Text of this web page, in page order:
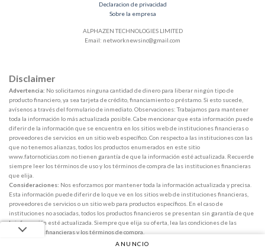
Declaracion de privacidad
Sobre la empresa
ALPHAZEN TECHNOLOGIES LIMITED
Email: networknewsinc@gmail.com
Disclaimer
Advertencia: No solicitamos ninguna cantidad de dinero para liberar ningún tipo de
producto financiero, ya sea tarjeta de crédito, financiamiento o préstamo. Si esto sucede,
avísenos a través del formulario de inmediato. Observaciones: Trabajamos para mantener
toda la información lo más actualizada posible. Cabe mencionar que esta información puede
diferir de la información que se encuentra en los sitios web de instituciones financieras o
proveedores de servicios en un sitio web específico. Con respecto a las instituciones con las
que no tenemos alianzas, todos los productos enumerados en este sitio
www.fatornoticias.com no tienen garantía de que la información esté actualizada. Recuerde
siempre leer los términos de uso y los términos de compra de las instituciones financieras
que elija.
Consideraciones: Nos esforzamos por mantener toda la información actualizada y precisa.
Esta información puede diferir de lo que ve en los sitios web de instituciones financieras,
proveedores de servicios o un sitio web para productos específicos. En el caso de
instituciones no asociadas, todos los productos financieros se presentan sin garantía de que
la información esté actualizada. Siempre que elija su oferta, lea las condiciones de las
instituciones financieras y los términos de compra.
ANUNCIO